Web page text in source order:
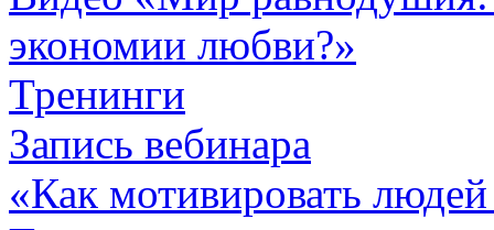
экономии любви?»
Тренинги
Запись вебинара
«Как мотивировать